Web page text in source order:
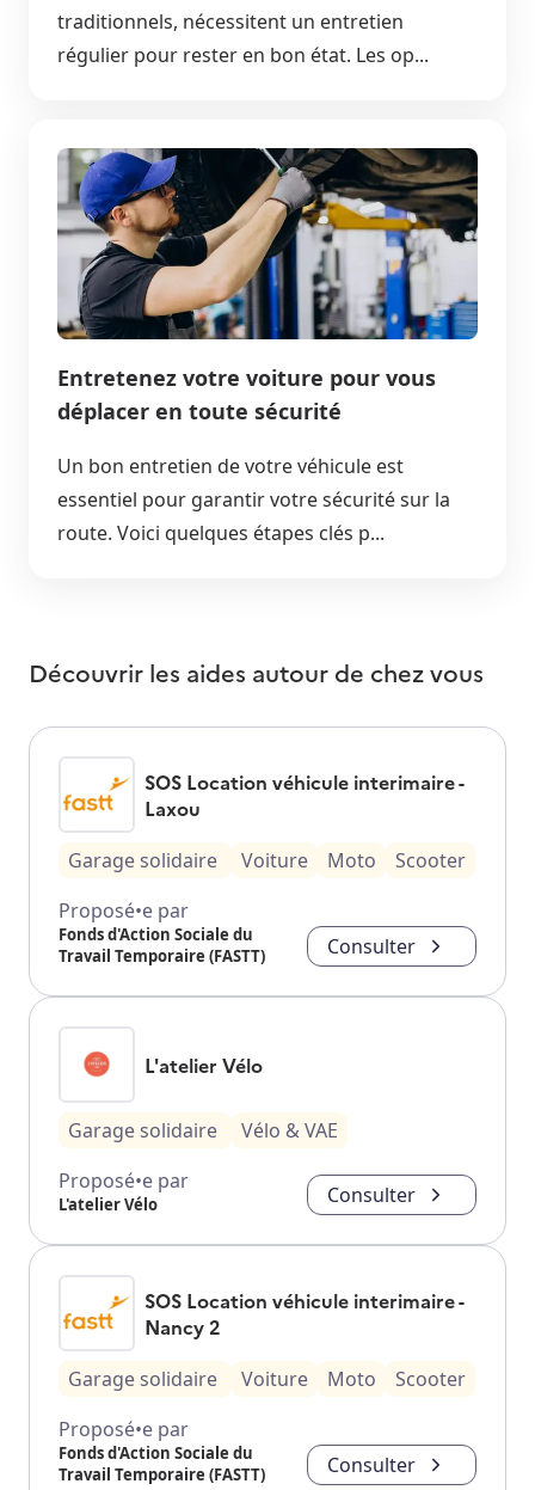
traditionnels, nécessitent un entretien
régulier pour rester en bon état. Les op...
Entretenez votre voiture pour vous
déplacer en toute sécurité
Un bon entretien de votre véhicule est
essentiel pour garantir votre sécurité sur la
route. Voici quelques étapes clés p...
Découvrir les aides autour de chez vous
SOS Location véhicule interimaire -
Laxou
Garage solidaire
Voiture Moto
Scooter
Proposé•e par
Fonds d'Action Sociale du
Travail Temporaire (FASTT)
Consulter
L'atelier Vélo
Garage solidaire
Vélo & VAE
Proposé•e par
L'atelier Vélo Consulter
SOS Location véhicule interimaire -
Nancy 2
Garage solidaire
Voiture Moto
Scooter
Proposé•e par
Fonds d'Action Sociale du
Travail Temporaire (FASTT)
Consulter